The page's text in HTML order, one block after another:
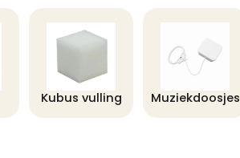
Kubus vulling Muziekdoosjes